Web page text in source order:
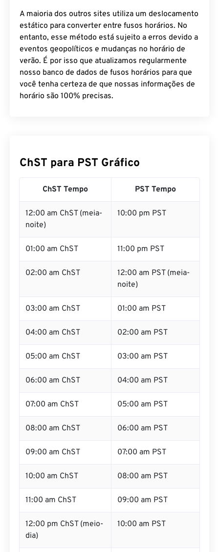
A maioria dos outros sites utiliza um deslocamento
estático para converter entre fusos horários. No
entanto, esse método está sujeito a erros devido a
eventos geopolíticos e mudanças no horário de
verão. É por isso que atualizamos regularmente
nosso banco de dados de fusos horários para que
você tenha certeza de que nossas informações de
horário são 100% precisas.
ChST para PST Gráfico
ChST Tempo PST Tempo
12:00 am ChST (meia-
noite)
10:00 pm PST
01:00 am ChST 11:00 pm PST
02:00 am ChST
12:00 am PST (meia-
noite)
03:00 am ChST 01:00 am PST
04:00 am ChST 02:00 am PST
05:00 am ChST 03:00 am PST
06:00 am ChST 04:00 am PST
07:00 am ChST 05:00 am PST
08:00 am ChST 06:00 am PST
09:00 am ChST 07:00 am PST
10:00 am ChST 08:00 am PST
11:00 am ChST 09:00 am PST
12:00 pm ChST (meio-
dia)
10:00 am PST